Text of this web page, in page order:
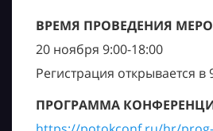
ВРЕМЯ ПРОВЕДЕНИЯ
20 ноября 9:00-18:00
Регистрация открывается в
ПРОГРАММА